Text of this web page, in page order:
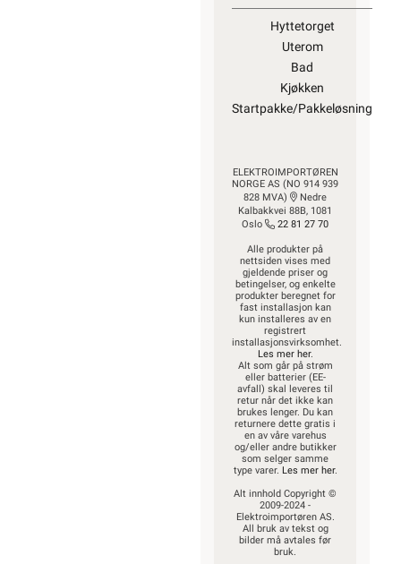
Hyttetorget
Uterom
Bad
Kjøkken
Startpakke/Pakkeløsning
ELEKTROIMPORTØREN
NORGE AS (NO 914 939
828 MVA)
Nedre
Kalbakkvei 88B, 1081
Oslo
22 81 27 70
Alle produkter på
nettsiden vises med
gjeldende priser og
betingelser, og enkelte
produkter beregnet for
fast installasjon kan
kun installeres av en
registrert
installasjonsvirksomhet.
Les mer her.
Alt som går på strøm
eller batterier (EE-
avfall) skal leveres til
retur når det ikke kan
brukes lenger. Du kan
returnere dette gratis i
en av våre varehus
og/eller andre butikker
som selger samme
type varer. Les mer her.
Alt innhold Copyright ©
2009-2024 -
Elektroimportøren AS.
All bruk av tekst og
bilder må avtales før
bruk.